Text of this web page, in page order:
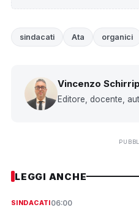
sindacati Ata organici
Vincenzo
Editore, docente,
LEGGI ANCHE
SINDACATI06:00